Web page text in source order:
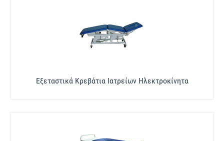
Εξεταστικά Κρεβάτια Ιατρείων Ηλεκτροκίνητα